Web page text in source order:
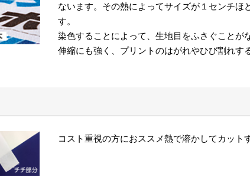
ないます。その熱によってサイズが１センチほ
す。
染色することによって、生地目をふさぐことが
伸縮にも強く、プリントのはがれやひび割れす
コスト重視の方におススメ熱で溶かしてカット